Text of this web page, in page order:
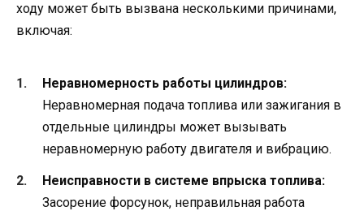
ходу может быть вызвана несколькими причинами,
включая:
Неравномерность работы цилиндров:
Неравномерная подача топлива или зажигания в
отдельные цилиндры может вызывать
неравномерную работу двигателя и вибрацию.
Неисправности в системе впрыска топлива:
Засорение форсунок, неправильная работа